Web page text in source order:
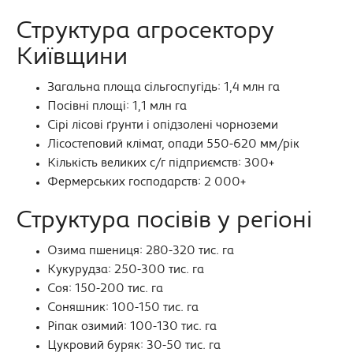
Структура агросектору
Київщини
Загальна площа сільгоспугідь: 1,4 млн га
Посівні площі: 1,1 млн га
Сірі лісові ґрунти і опідзолені чорноземи
Лісостеповий клімат, опади 550-620 мм/рік
Кількість великих с/г підприємств: 300+
Фермерських господарств: 2 000+
Структура посівів у регіоні
Озима пшениця: 280-320 тис. га
Кукурудза: 250-300 тис. га
Соя: 150-200 тис. га
Соняшник: 100-150 тис. га
Ріпак озимий: 100-130 тис. га
Цукровий буряк: 30-50 тис. га